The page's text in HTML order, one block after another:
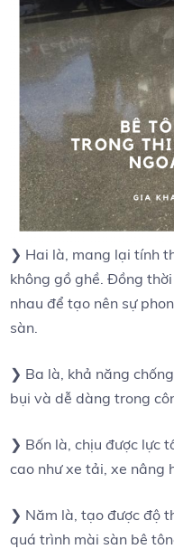
❯ Hai là, mang lại tính
không gồ ghề. Đồng
nhau để tạo nên sự
sàn.
❯ Ba là, khả năng
bụi và dễ dàng trong
❯ Bốn là, chịu được lực
cao như xe tải, xe nâng
❯ Năm là, tạo được độ
quá trình mài sàn bê